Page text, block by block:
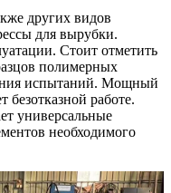
других видов
для вырубки.
Стоит отметить
полимерных
испытаний. Мощный
безотказной работе.
универсальные
необходимого